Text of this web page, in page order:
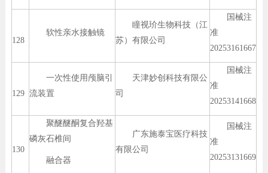
128
软性亲水接触镜
瞳视玠生物科技（江
苏）有限公司
国械注
准
20253161667
129
一次性使用颅脑引
流装置
天津妙创科技有限公
司
国械注
准
20253141668
130
聚醚醚酮复合羟基
磷灰石椎间
融合器
广东施泰宝医疗科技
有限公司
国械注
准
20253131669